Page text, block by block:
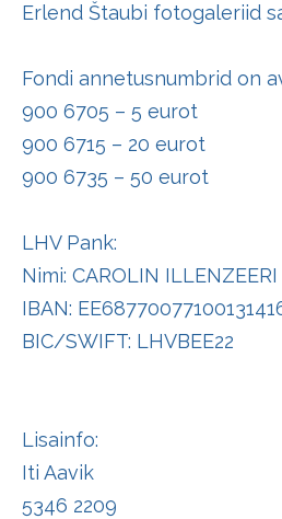
Erlend Štaubi fotogaleriid
Fondi annetusnumbrid on
900 6705 – 5 eurot
900 6715 – 20 eurot
900 6735 – 50 eurot
LHV Pank:
Nimi: CAROLIN
IBAN:
BIC/SWIFT: LHVBEE22
Lisainfo:
Iti Aavik
5346 2209